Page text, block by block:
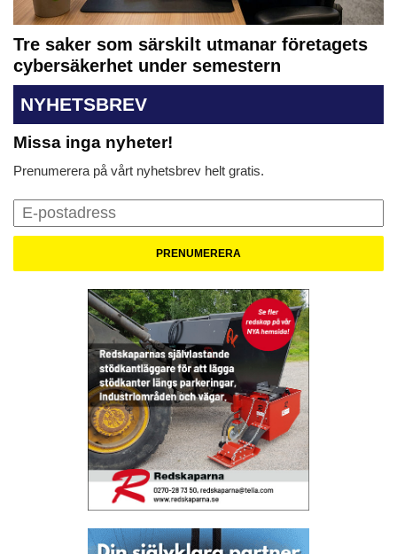
Tre saker som särskilt utmanar företagets
cybersäkerhet under semestern
NYHETSBREV
Missa inga nyheter!
Prenumerera på vårt nyhetsbrev helt gratis.